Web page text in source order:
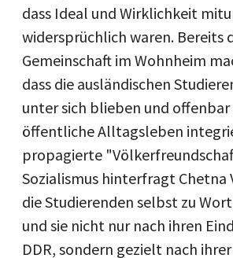
dass Ideal und Wirklichkeit
widersprüchlich waren. Bereits
Gemeinschaft im Wohnheim
dass die ausländischen
unter sich blieben und offenbar
öffentliche Alltagsleben
propagierte
Sozialismus hinterfragt Chetna
die Studierenden selbst zu
und sie nicht nur nach ihren
DDR, sondern gezielt nach